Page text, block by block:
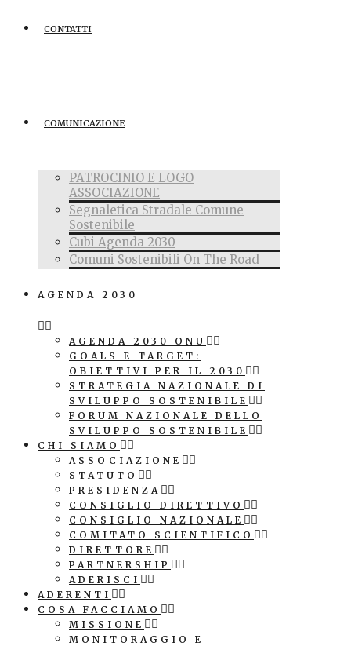
CONTATTI
COMUNICAZIONE
PATROCINIO E LOGO
ASSOCIAZIONE
Segnaletica Stradale Comune
Sostenibile
Cubi Agenda 2030
Comuni Sostenibili On The Road
AGENDA 2030
AGENDA 2030 ONU
GOALS E TARGET:
OBIETTIVI PER IL 2030
STRATEGIA NAZIONALE DI
SVILUPPO SOSTENIBILE
FORUM NAZIONALE DELLO
SVILUPPO SOSTENIBILE
CHI SIAMO
ASSOCIAZIONE
STATUTO
PRESIDENZA
CONSIGLIO DIRETTIVO
CONSIGLIO NAZIONALE
COMITATO SCIENTIFICO
DIRETTORE
PARTNERSHIP
ADERISCI
ADERENTI
COSA FACCIAMO
MISSIONE
MONITORAGGIO E